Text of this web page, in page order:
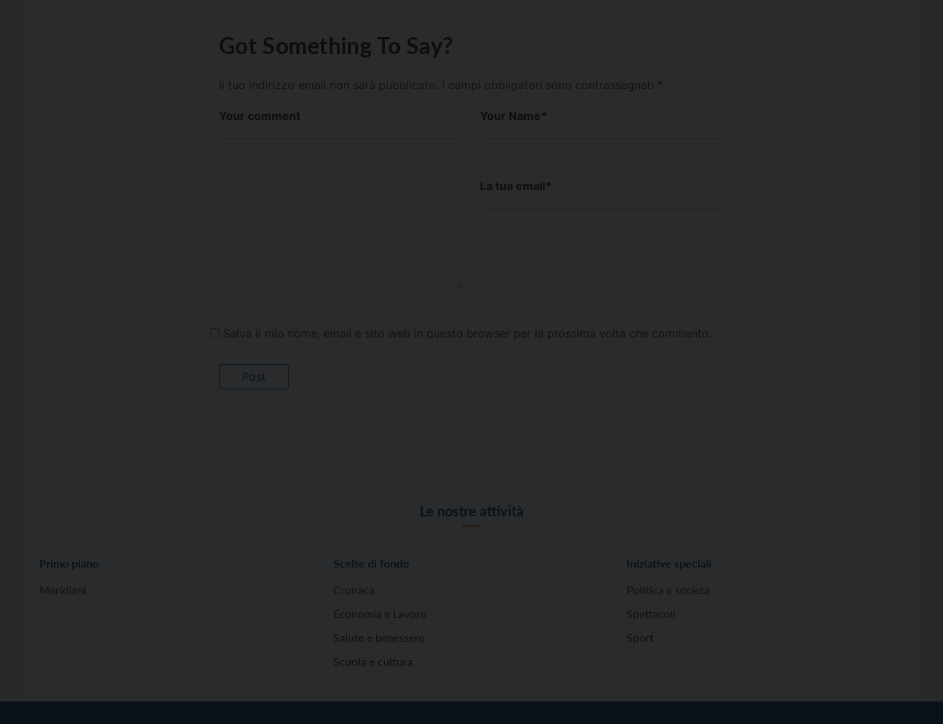
Got Something To Say?
Il tuo indirizzo email non sarà pubblicato. I campi obbligatori sono contrassegnati *
Your comment Your Name*
La tua email*
Salva il mio nome, email e sito web in questo browser per la prossima volta che commento.
Le nostre attività
Primo piano
Meridiani
Scelte di fondo
Cronaca
Economia e Lavoro
Salute e benessere
Scuola e cultura
Iniziative speciali
Politica e società
Spettacoli
Sport